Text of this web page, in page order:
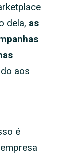
dela, as
aos
é